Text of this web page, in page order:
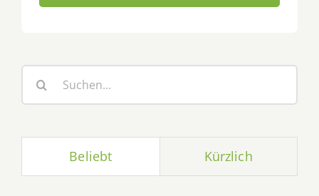
nach:
Beliebt Kürzlich